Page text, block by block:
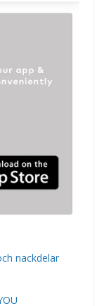
nackdelar